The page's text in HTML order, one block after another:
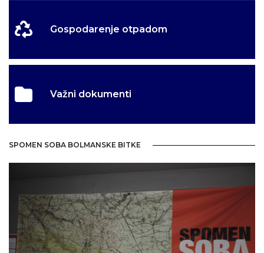
Gospodarenje otpadom
Važni dokumenti
SPOMEN SOBA BOLMANSKE BITKE